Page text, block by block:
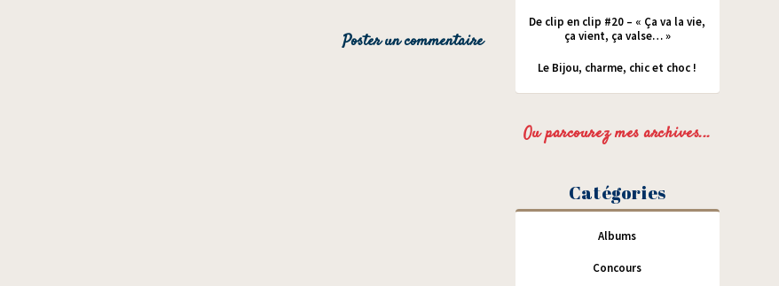
De clip en clip #20 – « Ça va la vie,
ça vient, ça valse… »
Le Bijou, charme, chic et choc !
Ou parcourez mes archives...
Catégories
Albums
Concours